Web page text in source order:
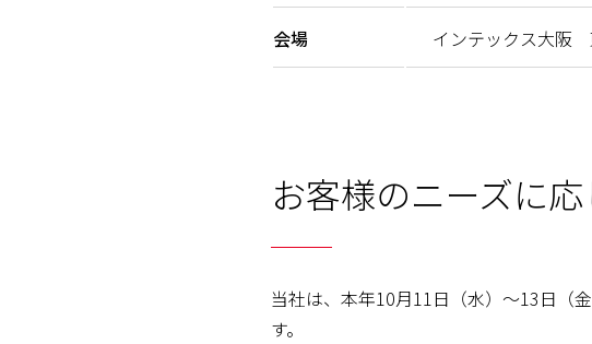
会場 インテックス大阪
お客様のニーズに
当社は、本年10月11日（水）～13日（
す。